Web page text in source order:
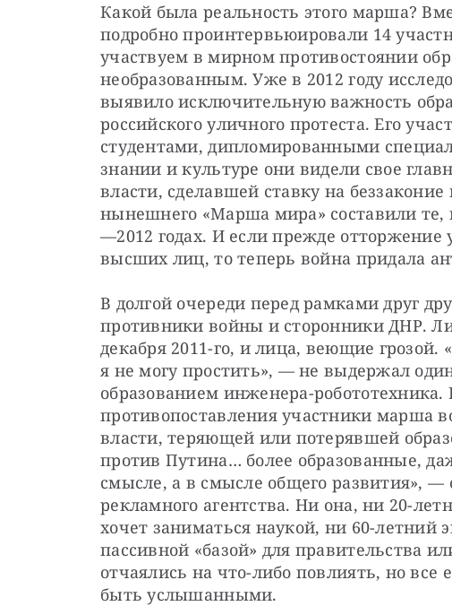
Какой была реальность этого марша?
подробно проинтервьюировали 14
участвуем в мирном противостоянии
необразованным. Уже в 2012 году
выявило исключительную важность
российского уличного протеста. Его
студентами, дипломированными
знании и культуре они видели свое
власти, сделавшей ставку на
нынешнего «Марша мира» составили те,
—2012 годах. И если прежде
высших лиц, то теперь война придала
В долгой очереди перед рамками друг
противники войны и сторонники ДНР.
декабря 2011-го, и лица, веющие
я не могу простить», — не выдержал
образованием инженера-робототехника.
противопоставления участники марша
власти, теряющей или потерявшей
против Путина… более образованные,
смысле, а в смысле общего развития», —
рекламного агентства. Ни она, ни 20-
хочет заниматься наукой, ни 60-летний
пассивной «базой» для правительства
отчаялись на что-либо повлиять, но
быть услышанными.